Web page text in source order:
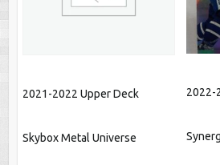
2021-2022 Upper Deck
Skybox Metal Universe
2022-